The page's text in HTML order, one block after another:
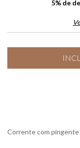
5% de
Corrente com pingente